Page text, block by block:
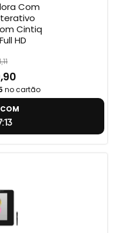
Com
Cintiq
HD
no cartão